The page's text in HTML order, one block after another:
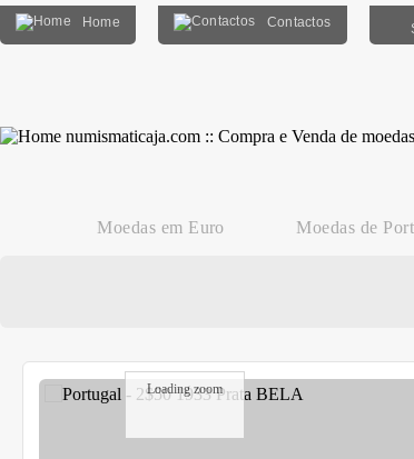
Home Contactos
Moedas em Euro Moedas de
Loading zoom